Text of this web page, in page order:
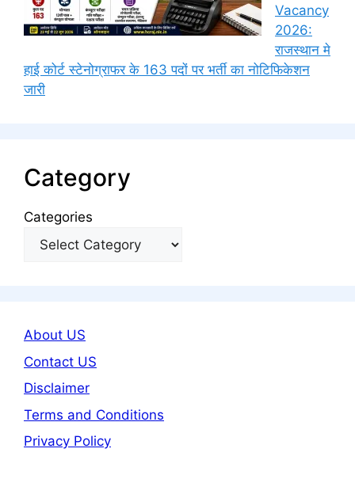
Vacancy
2026:
राजस्थान मे
हाई कोर्ट स्टेनोग्राफर के 163 पदों पर भर्ती का नोटिफिकेशन
जारी
Category
Categories
About US
Contact US
Disclaimer
Terms and Conditions
Privacy Policy